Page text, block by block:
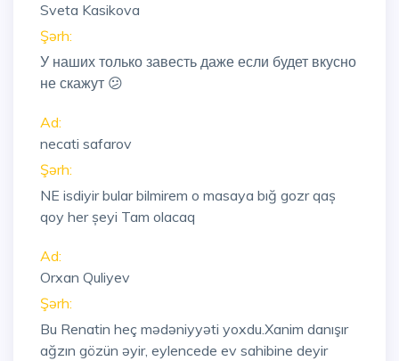
Sveta Kasikova
Şərh:
У наших только завесть даже если будет вкусно
не скажут 😕
Ad:
necati safarov
Şərh:
NE isdiyir bular bilmirem o masaya bığ gozr qaș
qoy her șeyi Tam olacaq
Ad:
Orxan Quliyev
Şərh:
Bu Renatin heç mədəniyyəti yoxdu.Xanim danışır
ağzın gözün əyir, eylencede ev sahibine deyir